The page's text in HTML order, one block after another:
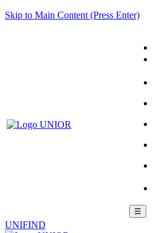
Skip to Main Content (Press Enter)
☰
UNIFIND